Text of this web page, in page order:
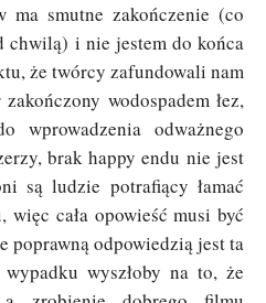
ma smutne zakończenie (co
chwilą) i nie jestem do końca
że twórcy zafundowali nam
wodospadem łez,
wprowadzenia odważnego
brak happy endu nie jest
są ludzie potrafiący łamać
cała opowieść musi być
poprawną odpowiedzią jest ta
wyszłoby na to, że